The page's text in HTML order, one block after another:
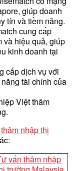
giúp doanh
tín và tiềm năng.
cung cấp
và hiệu quả, giúp
kinh doanh tại
cấp dịch vụ với
tài chính của
Việt thâm
nhập thị
vấn thâm nhập